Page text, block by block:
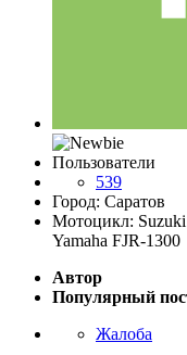
Пользователи
539
Город: Саратов
Мотоцикл:
Yamaha FJR-1300
Автор
Популярный
Жалоба